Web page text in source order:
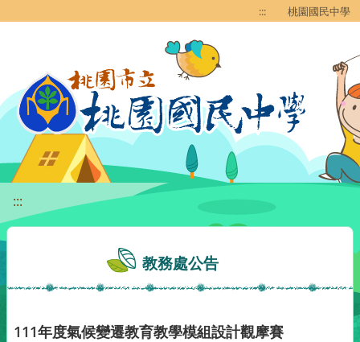
::: 桃園國民中學
:::
教務處公告
111年度氣候變遷教育教學模組設計觀摩賽